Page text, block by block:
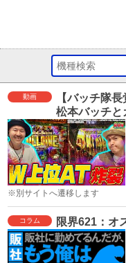
動画
【バッチ隊
松本バッチと
チャー～
ンⅡ≫
※別サイトへ遷移します
コラム 限界621：オ